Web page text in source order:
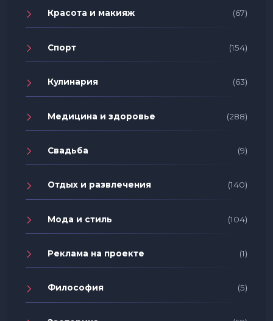
Красота и макияж (67)
Спорт (154)
Кулинария (63)
Медицина и здоровье (288)
Свадьба (9)
Отдых и развлечения (140)
Мода и стиль (104)
Реклама на проекте (1)
Философия (5)